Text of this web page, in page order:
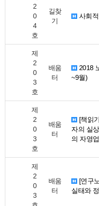
2
0
4
호
길찾
기
사회
제
2
0
3
호
배움
터
2018
~9월)
제
2
0
3
호
배움
터
[책읽
자의 실
의 자영
제
2
0
3
배움
터
[연구
실태와